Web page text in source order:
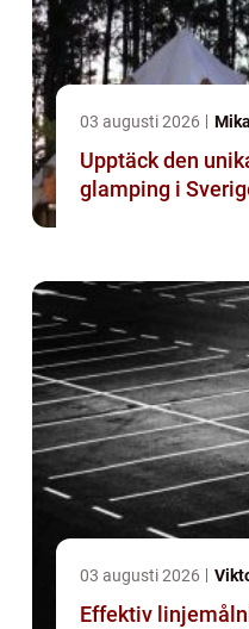
03 augusti 2026
Upptäck den
glamping i
03 augusti 2026
Effektiv